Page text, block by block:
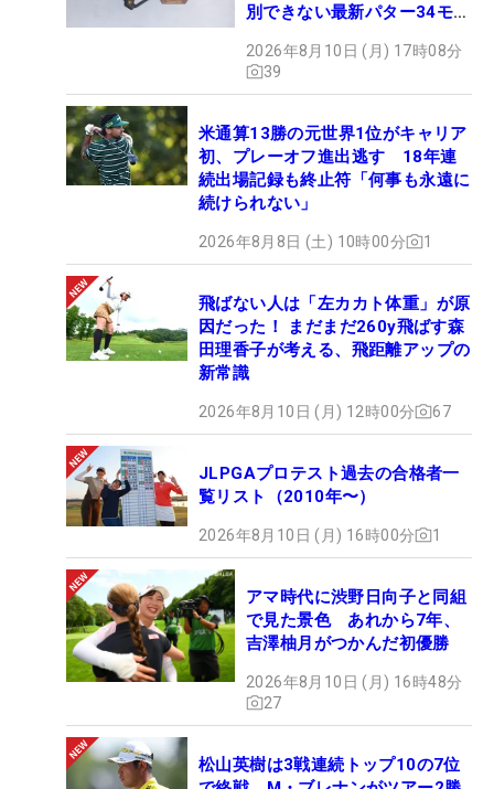
別できない最新パター34モデ
#ギアカタログ2026
2026年8月10日 (月) 17時08分
39
米通算13勝の元世界1位がキャリア
初、プレーオフ進出逃す 18年連
続出場記録も終止符「何事も永遠に
続けられない」
2026年8月8日 (土) 10時00分 1
飛ばない人は「左カカト体重」が原
因だった！ まだまだ260y飛ばす森
田理香子が考える、飛距離アップの
新常識
2026年8月10日 (月) 12時00分 67
JLPGAプロテスト過去の合格者一
覧リスト（2010年〜）
2026年8月10日 (月) 16時00分 1
アマ時代に渋野日向子と同組
で見た景色 あれから7年、
吉澤柚月がつかんだ初優勝
2026年8月10日 (月) 16時48分
27
松山英樹は3戦連続トップ10の7位